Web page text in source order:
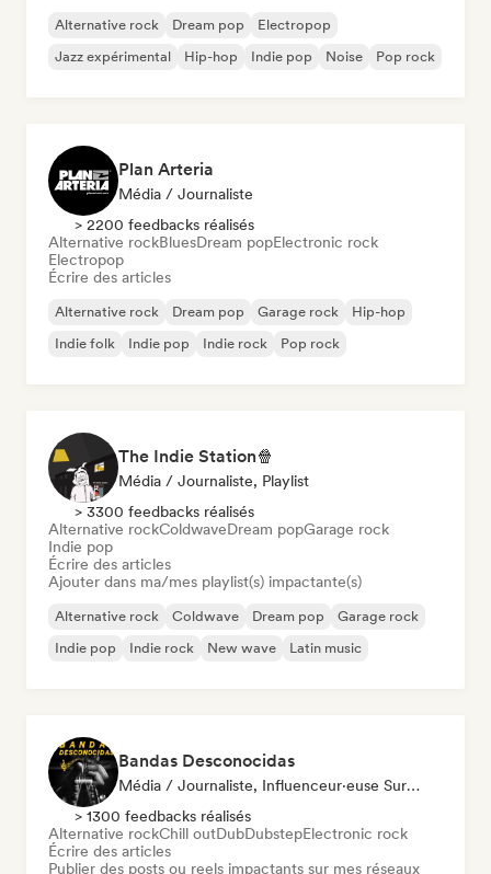
Alternative rock Dream pop
Electropop
Jazz expérimental
Hip-hop Indie pop Noise Pop rock
Plan Arteria
Média / Journaliste
> 2200 feedbacks réalisés
Alternative rockBluesDream popElectronic rock
Electropop
Écrire des articles
Alternative rock Dream pop Garage rock
Hip-hop
Indie folk
Indie pop Indie rock Pop rock
The Indie Station🍿
Média / Journaliste, Playlist
> 3300 feedbacks réalisés
Alternative rockColdwaveDream popGarage rock
Indie pop
Écrire des articles
Ajouter dans ma/mes playlist(s) impactante(s)
Alternative rock Coldwave Dream pop
Garage rock
Indie pop
Indie rock New wave Latin music
Bandas Desconocidas
Média / Journaliste, Influenceur·euse Sur Les Réseaux Sociaux
> 1300 feedbacks réalisés
Alternative rockChill outDubDubstepElectronic rock
Écrire des articles
Publier des posts ou reels impactants sur mes réseaux